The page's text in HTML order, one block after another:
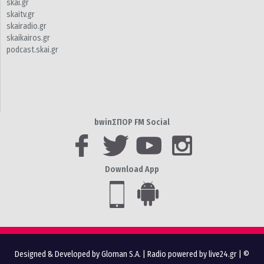
skai.gr
skaitv.gr
skairadio.gr
skaikairos.gr
podcast.skai.gr
bwinΣΠΟΡ FM Social
Download App
Designed & Developed by Gloman S.A. Radio powered by live24.gr | ©